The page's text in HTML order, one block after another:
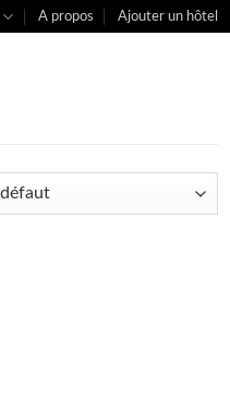
A propos Ajouter un hôtel